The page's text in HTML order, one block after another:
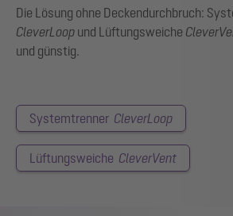
Die Lösung ohne Deckendurchbruch:
CleverLoop und Lüftungsweiche
und günstig.
Systemtrenner CleverLoop
Lüftungsweiche CleverVent